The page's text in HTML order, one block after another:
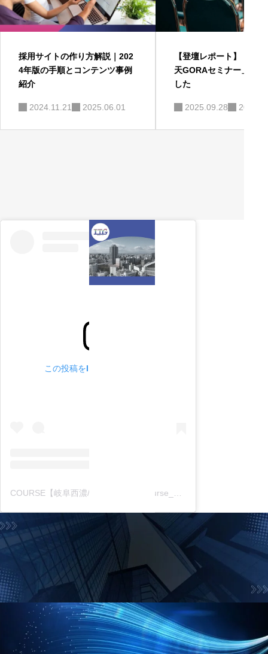
採用サイトの作り方解説｜202
4年版の手順とコンテンツ事例
紹介
2024.11.21 2025.06.01
【登壇レポート】「
天GORAセミナー」に
した
2025.09.28
この投稿をInstagramで見る
お問合せフォーム
お気軽にお問合せ下さい